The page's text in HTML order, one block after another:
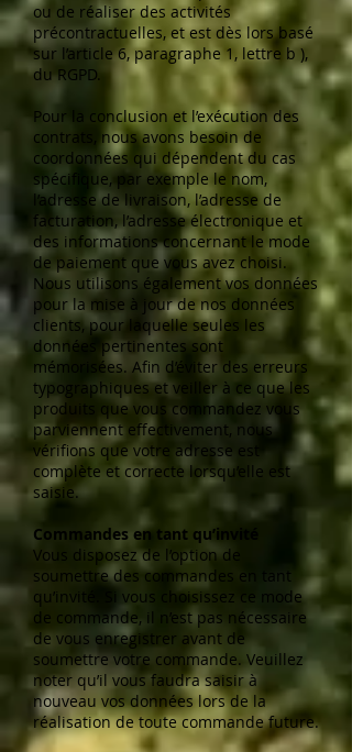
ou de réaliser des activités
précontractuelles, et est dès lors basé
sur l’article 6, paragraphe 1, lettre b ),
du RGPD.
Pour la conclusion et l’exécution des
contrats, nous avons besoin de
coordonnées qui dépendent du cas
spécifique, par exemple le nom,
l’adresse de livraison, l’adresse de
facturation, l’adresse électronique et
des informations concernant le mode
de paiement que vous avez choisi.
Nous utilisons également vos données
pour la mise à jour de nos données
clients, pour laquelle seules les
données pertinentes sont
mémorisées. Afin d’éviter des erreurs
typographiques et veiller à ce que les
produits que vous commandez vous
parviennent effectivement, nous
vérifions que votre adresse est
complète et correcte lorsqu’elle est
saisie.
Commandes en tant qu’invité
Vous disposez de l’option de
soumettre des commandes en tant
qu’invité. Si vous choisissez ce mode
de commande, il n’est pas nécessaire
de vous enregistrer avant de
soumettre votre commande. Veuillez
noter qu’il vous faudra saisir à
nouveau vos données lors de la
réalisation de toute commande future.